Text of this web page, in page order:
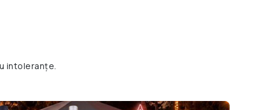
intoleranțe.